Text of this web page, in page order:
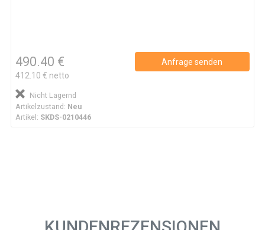
490.40 €
412.10 € netto
Anfrage senden
Nicht Lagernd
Artikelzustand: Neu
Artikel: SKDS-0210446